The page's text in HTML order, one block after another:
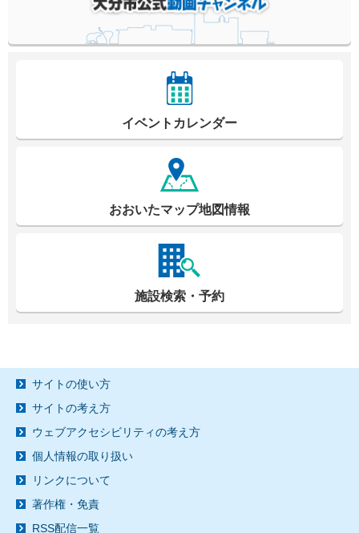
イベントカレンダー
おおいたマップ地図情報
施設検索・予約
サイトの使い方
サイトの考え方
ウェブアクセシビリティの考え方
個人情報の取り扱い
リンクについて
著作権・免責
RSS配信一覧